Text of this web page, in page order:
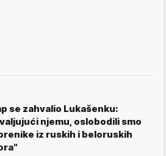
se zahvalio Lukašenku:
njemu, oslobodili smo
iz ruskih i beloruskih